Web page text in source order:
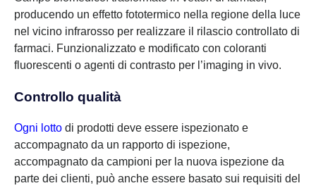
producendo un effetto fototermico nella regione della luce
nel vicino infrarosso per realizzare il rilascio controllato di
farmaci. Funzionalizzato e modificato con coloranti
fluorescenti o agenti di contrasto per l’imaging in vivo.
Controllo qualità
Ogni lotto di prodotti deve essere ispezionato e
accompagnato da un rapporto di ispezione,
accompagnato da campioni per la nuova ispezione da
parte dei clienti, può anche essere basato sui requisiti del